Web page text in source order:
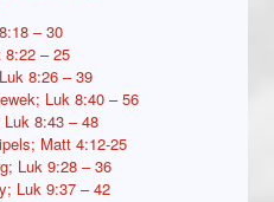
– 30
8:22 – 25
8:26 – 39
Luk 8:40 – 56
8:43 – 48
Matt 4:12-25
Luk 9:28 – 36
Luk 9:37 – 42